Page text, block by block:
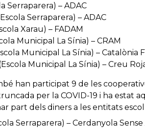
Serraparera) – ADAC
Serraparera) – ADAC
Xarau) – FADAM
Municipal La Sínia) – CRAM
Municipal La Sínia) – Catalònia
Municipal La Sínia) – Creu
han participat 9 de les
per la COVID-19 i ha estat
part dels diners a les entitats
Serraparera) – Cerdanyola